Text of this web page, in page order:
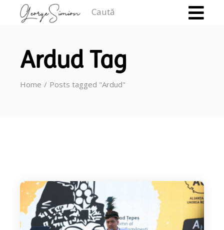
Ardud Tag
Home Posts tagged "Ardud"